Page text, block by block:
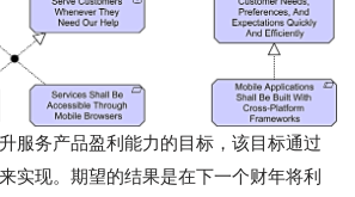
服务产品盈利能力的目标，该目标通过
实现。期望的结果是在下一个财年将利